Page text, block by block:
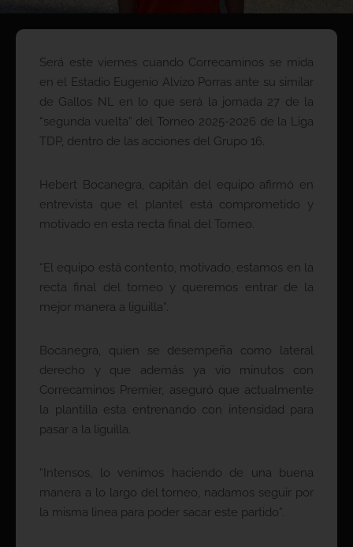
Será este viernes cuando Correcaminos se mida
en el Estadio Eugenio Alvizo Porras ante su similar
de Gallos NL en lo que será la jornada 27 de la
“segunda vuelta” del Torneo 2025-2026 de la Liga
TDP, dentro de las acciones del Grupo 16.
Hebert Bocanegra, capitán del equipo afirmó en
entrevista que el plantel está comprometido y
motivado en esta recta final del Torneo.
“El equipo está contento, motivado, estamos en la
recta final del torneo y queremos entrar de la
mejor manera a liguilla”.
Bocanegra, quien se desempeña como lateral
derecho y que además ya vio minutos con
Correcaminos Premier, aseguró que actualmente
la plantilla esta entrenando con intensidad para
pasar a la liguilla.
“Intensos, lo venimos haciendo de una buena
manera a lo largo del torneo, nadamos seguir por
la misma linea para poder sacar este partido”.